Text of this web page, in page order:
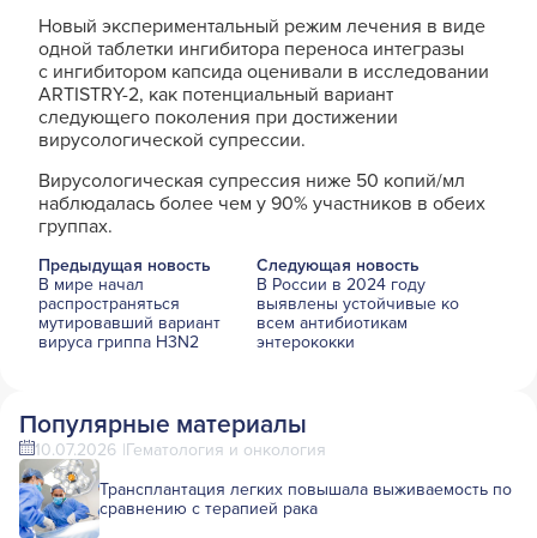
Новый экспериментальный режим лечения в виде
одной таблетки ингибитора переноса интегразы
с ингибитором капсида оценивали в исследовании
ARTISTRY-2, как потенциальный вариант
следующего поколения при достижении
вирусологической супрессии.
Вирусологическая супрессия ниже 50 копий/мл
наблюдалась более чем у 90% участников в обеих
группах.
Предыдущая новость
В мире начал
распространяться
мутировавший вариант
вируса гриппа H3N2
Следующая новость
В России в 2024 году
выявлены устойчивые ко
всем антибиотикам
энтерококки
Популярные материалы
10.07.2026 Гематология и онкология
Трансплантация легких повышала выживаемость по
сравнению с терапией рака